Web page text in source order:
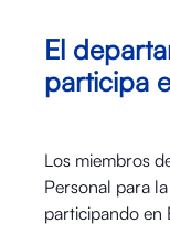
El
participa
Los miembros
Personal para
participando en